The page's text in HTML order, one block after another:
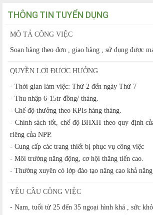
THÔNG TIN TUYỂN DỤNG
MÔ TẢ CÔNG VIỆC
Soạn hàng theo đơn , giao hàng , sử dụng được
QUYỀN LỢI ĐƯỢC HƯỞNG
- Thời gian làm việc: Thứ 2 đến ngày Thứ 7
- Thu nhập 6-15tr đồng/ tháng.
- Chế độ thưởng theo KPIs hàng tháng.
- Chính sách tốt, chế độ BHXH theo quy định
riêng của NPP.
- Cung cấp các trang thiết bị phục vụ công việc
- Môi trường năng động, cơ hội thăng tiến cao.
- Thường xuyên có lớp đào tạo nâng cao khả
YÊU CẦU CÔNG VIỆC
- Nam, tuổi từ 25 đến 35 ngoại hình khá , sức